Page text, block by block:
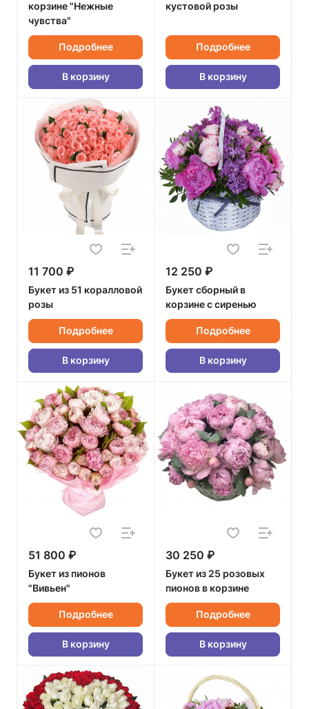
корзине "Нежные
чувства"
Подробнее
В корзину
кустовой розы
Подробнее
В корзину
11 700 ₽
Букет из 51 коралловой
розы
Подробнее
В корзину
12 250 ₽
Букет сборный в
корзине с сиренью
Подробнее
В корзину
51 800 ₽
Букет из пионов
"Вивьен"
Подробнее
В корзину
30 250 ₽
Букет из 25 розовых
пионов в корзине
Подробнее
В корзину